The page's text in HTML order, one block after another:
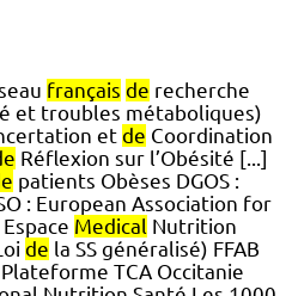
français de recherche
et troubles métaboliques)
et de Coordination
Réflexion sur l’Obésité [...]
patients Obèses DGOS :
: European Association for
Medical Nutrition
de la SS généralisé) FFAB
TCA Occitanie